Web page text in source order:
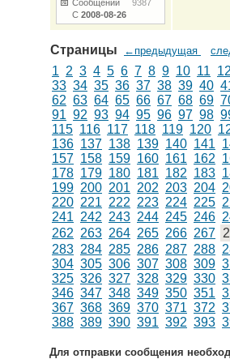
Сообщений 9387
С 2008-08-26
Страницы ←предыдущая
1 2 3 4 5 6 7 8 9 10 11
33 34 35 36 37 38 39 40
62 63 64 65 66 67 68 69
91 92 93 94 95 96 97 98
115 116 117 118 119 120
136 137 138 139 140 141
157 158 159 160 161 162
178 179 180 181 182 183
199 200 201 202 203 204
220 221 222 223 224 225
241 242 243 244 245 246
262 263 264 265 266 267
283 284 285 286 287 288
304 305 306 307 308 309
325 326 327 328 329 330
346 347 348 349 350 351
367 368 369 370 371 372
388 389 390 391 392 393
Для отправки сообщения